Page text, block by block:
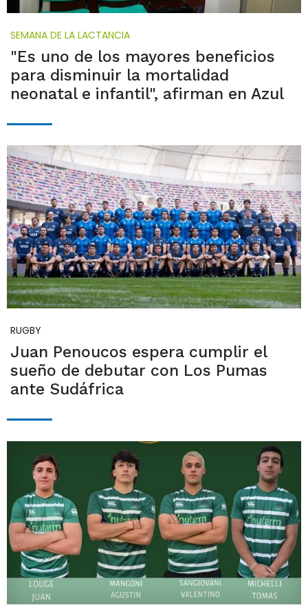
SEMANA DE LA LACTANCIA
"Es uno de los mayores beneficios
para disminuir la mortalidad
neonatal e infantil", afirman en Azul
RUGBY
Juan Penoucos espera cumplir el
sueño de debutar con Los Pumas
ante Sudáfrica